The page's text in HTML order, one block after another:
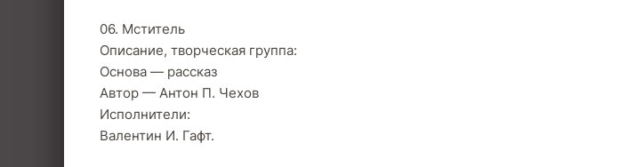
06. Мститель
Описание, творческая группа:
Основа — рассказ
Автор — Антон П. Чехов
Исполнители:
Валентин И. Гафт.